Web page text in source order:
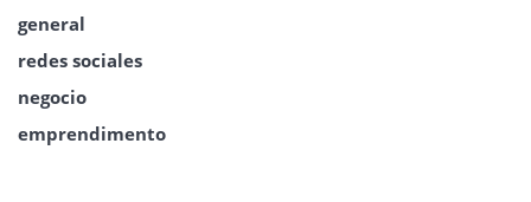
general
redes sociales
negocio
emprendimento